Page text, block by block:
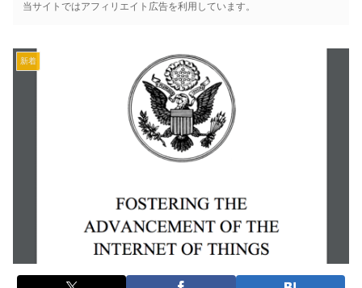
当サイトではアフィリエイト広告を利用しています。
新着